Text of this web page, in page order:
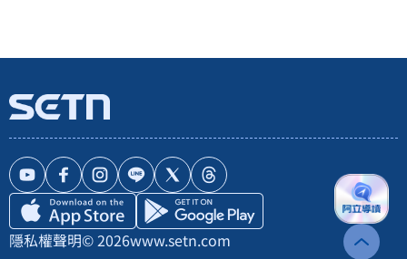
隱私權聲明© 2026www.setn.com